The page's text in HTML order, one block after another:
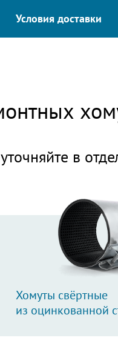
Условия доставки
в
Хомуты свёртные
из оцинкованной